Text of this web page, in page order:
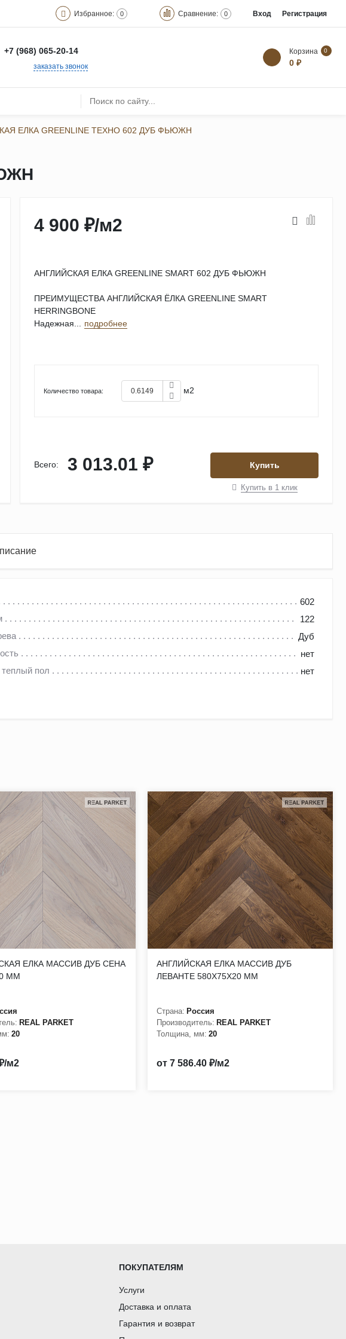
Избранное: 0 Сравнение: 0 Вход Регистрация
+7 (968) 065-20-14
заказать звонок
Корзина 0
0 ₽
ЕЛКА GREENLINE ТЕХНО 602 ДУБ ФЬЮЖН
4 900 ₽/м2
АНГЛИЙСКАЯ ЕЛКА GREENLINE SMART 602 ДУБ ФЬЮЖН
ПРЕИМУЩЕСТВА АНГЛИЙСКАЯ ЁЛКА GREENLINE SMART
HERRINGBONE
Надежная...
подробнее
Количество товара: м2
Всего: 3 013.01 ₽ Купить
Купить в 1 клик
602
122
Дуб
нет
пол
нет
высокую стабильность, а также повышенную устойчивость к
Кроме того, фаска маскирует образовавшиеся в процессе эксплуатации
ЕЛКА МАССИВ ДУБ СЕНА
ММ
REAL PARKET
20
м2
АНГЛИЙСКАЯ ЕЛКА МАССИВ ДУБ
ЛЕВАНТЕ 580Х75Х20 ММ
Страна: Россия
Производитель: REAL PARKET
Толщина, мм: 20
от 7 586.40 ₽/м2
ПОКУПАТЕЛЯМ
Услуги
Доставка и оплата
Гарантия и возврат